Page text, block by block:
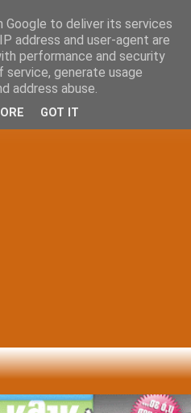
Google to deliver its services
address and user-agent are
performance and security
generate usage
address abuse.
GOT IT